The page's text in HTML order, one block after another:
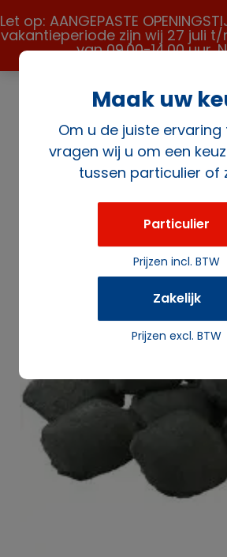
Let op: AANGEPASTE
vakantieperiode zijn wij 27 juli
van 09.00-14.00 uur.
Verkoopartikelen
Maak uw
Om u de juiste ervaring
vragen wij u om een
tussen particulier of
Particulier
Prijzen incl. BTW
Zakelijk
Prijzen excl. BTW